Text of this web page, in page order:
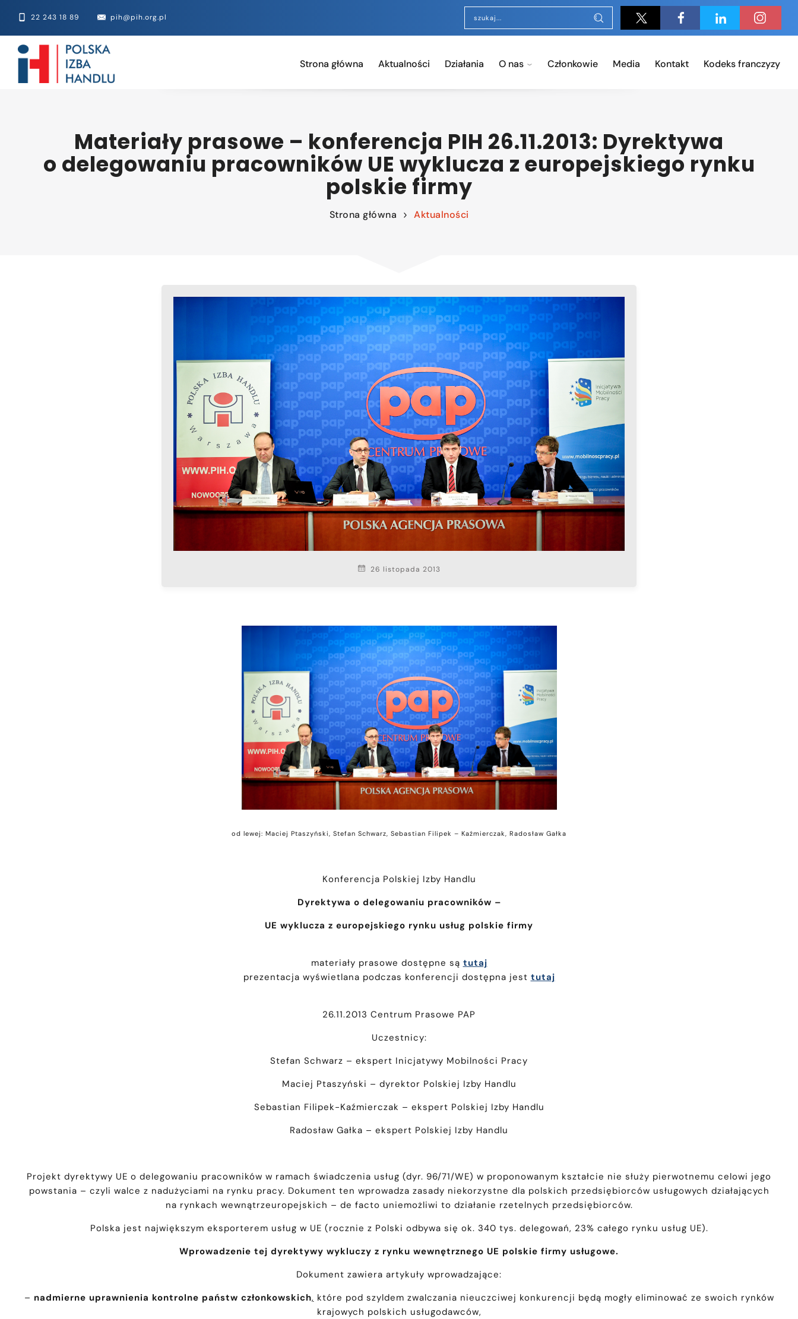
22 243 18 89 pih@pih.org.pl
Strona główna Aktualności Działania O nas Członkowie Media Kontakt Kodeks franczyzy
Materiały prasowe – konferencja PIH 26.11.2013: Dyrektywa
o delegowaniu pracowników UE wyklucza z europejskiego rynku
polskie firmy
Strona główna Aktualności
26 listopada 2013
od lewej: Maciej Ptaszyński, Stefan Schwarz, Sebastian Filipek – Kaźmierczak, Radosław Gałka
Konferencja Polskiej Izby Handlu
Dyrektywa o delegowaniu pracowników –
UE wyklucza z europejskiego rynku usług polskie firmy
materiały prasowe dostępne są tutaj
prezentacja wyświetlana podczas konferencji dostępna jest tutaj
26.11.2013 Centrum Prasowe PAP
Uczestnicy:
Stefan Schwarz – ekspert Inicjatywy Mobilności Pracy
Maciej Ptaszyński – dyrektor Polskiej Izby Handlu
Sebastian Filipek-Kaźmierczak – ekspert Polskiej Izby Handlu
Radosław Gałka – ekspert Polskiej Izby Handlu
Projekt dyrektywy UE o delegowaniu pracowników w ramach świadczenia usług (dyr. 96/71/WE) w proponowanym kształcie nie służy pierwotnemu celowi jego
powstania – czyli walce z nadużyciami na rynku pracy. Dokument ten wprowadza zasady niekorzystne dla polskich przedsiębiorców usługowych działających
na rynkach wewnątrzeuropejskich – de facto uniemożliwi to działanie rzetelnych przedsiębiorców.
Polska jest największym eksporterem usług w UE (rocznie z Polski odbywa się ok. 340 tys. delegowań, 23% całego rynku usług UE).
Wprowadzenie tej dyrektywy wykluczy z rynku wewnętrznego UE polskie firmy usługowe.
Dokument zawiera artykuły wprowadzające:
– nadmierne uprawnienia kontrolne państw członkowskich, które pod szyldem zwalczania nieuczciwej konkurencji będą mogły eliminować ze swoich rynków
krajowych polskich usługodawców,